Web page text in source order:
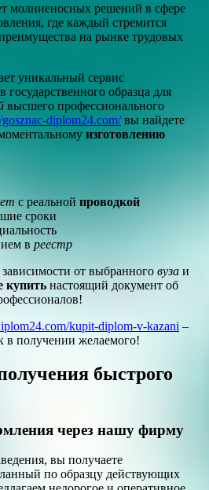
молниеносных решений в сфере
где каждый стремится
на рынке трудовых
уникальный сервис
государственного образца для
высшего профессионального
gosznac-diplom24.com/вы найдете
изготовлению
с реальной проводкой
сроки
в реестр
от выбранного вуза и
купить настоящий документ об
kupit-diplom-v-kazani –
получении желаемого!
быстрого
через нашу фирму
вы получаете
по образцу действующих